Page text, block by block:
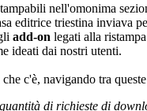
nell'omonima
editrice triestina inviava
add-on legati alla
ideati dai nostri utenti.
c'è, navigando tra
di richieste di